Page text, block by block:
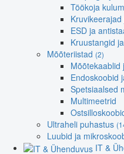
Töökoja
ESD ja
Kruustangid
Mõõteriistad (2)
Mõõtekaablid
Endoskoobid
Spetsiaalsed
Multimeetrid
Ultraheli puhastus
Luubid ja
IT &